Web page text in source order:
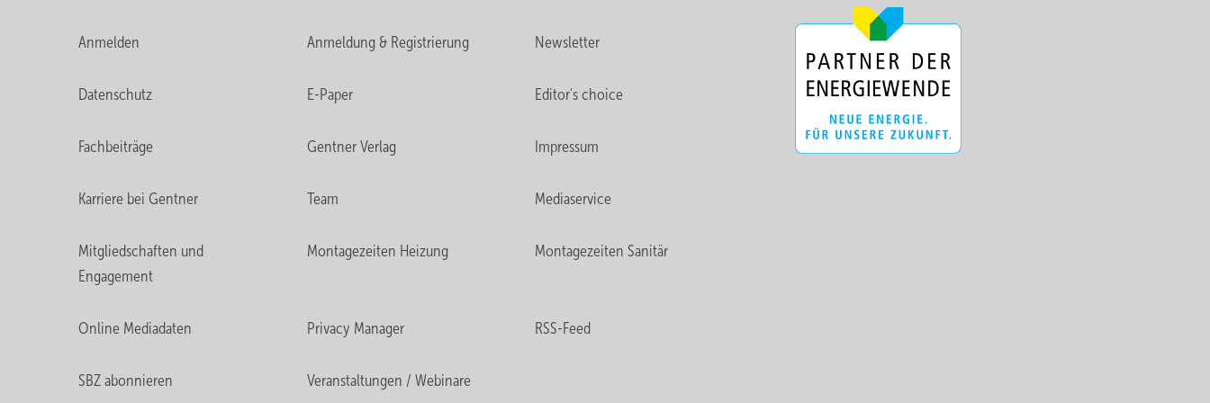
Anmelden Anmeldung & Registrierung Newsletter
Datenschutz E-Paper Editor's choice
Fachbeiträge Gentner Verlag Impressum
Karriere bei Gentner Team Mediaservice
Mitgliedschaften und
Engagement
Montagezeiten Heizung Montagezeiten Sanitär
Online Mediadaten Privacy Manager RSS-Feed
SBZ abonnieren Veranstaltungen / Webinare